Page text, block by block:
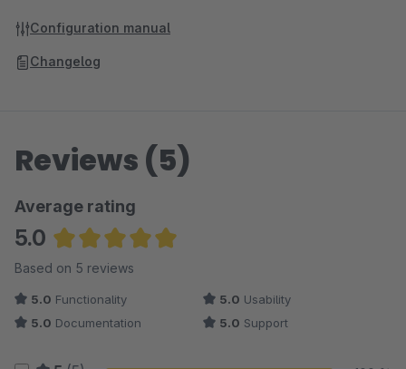
Configuration manual
Changelog
Reviews (5)
Average rating
5.0
Average rating of 5 out of 5 stars
Based on 5 reviews
5.0 Functionality 5.0 Usability
5.0 Documentation 5.0 Support